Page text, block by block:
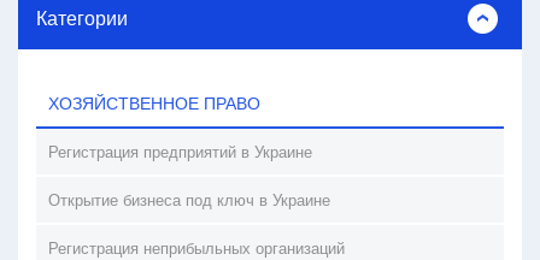
Категории
ХОЗЯЙСТВЕННОЕ ПРАВО
Регистрация предприятий в Украине
Открытие бизнеса под ключ в Украине
Регистрация неприбыльных организаций